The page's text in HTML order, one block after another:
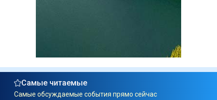
Самые читаемые
Самые обсуждаемые события прямо сейчас